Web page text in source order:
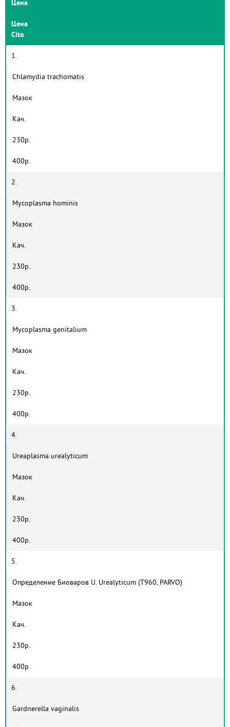
Цена
Цена
Cito
1.
Chlamydia trachomatis
Мазок
Кач.
230р.
400р.
2.
Mycoplasma hominis
Мазок
Кач.
230р.
400р.
3.
Mycoplasma genitalium
Мазок
Кач.
230р.
400р.
4.
Ureaplasma urealyticum
Мазок
Кач.
230р.
400р.
5.
Определение Биоваров U. Urealyticum (T960, PARVO)
Мазок
Кач.
230р.
400р.
6.
Gardnerella vaginalis